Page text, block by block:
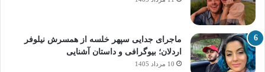
ماجرای جدایی سپهر خلسه از همسرش نیلوفر
اردلان؛ بیوگرافی و داستان آشنایی
10 مرداد 1405